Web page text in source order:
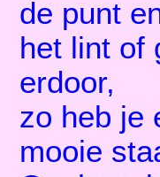
de punt
het lint of
erdoor,
zo heb je
mooie